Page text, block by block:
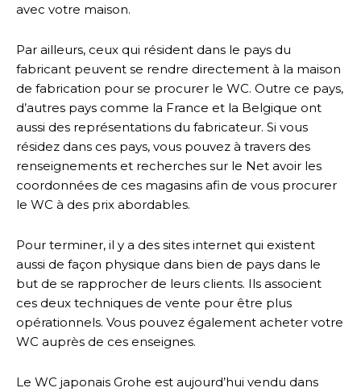
avec votre maison.
Par ailleurs, ceux qui résident dans le pays du
fabricant peuvent se rendre directement à la maison
de fabrication pour se procurer le WC. Outre ce pays,
d’autres pays comme la France et la Belgique ont
aussi des représentations du fabricateur. Si vous
résidez dans ces pays, vous pouvez à travers des
renseignements et recherches sur le Net avoir les
coordonnées de ces magasins afin de vous procurer
le WC à des prix abordables.
Pour terminer, il y a des sites internet qui existent
aussi de façon physique dans bien de pays dans le
but de se rapprocher de leurs clients. Ils associent
ces deux techniques de vente pour être plus
opérationnels. Vous pouvez également acheter votre
WC auprès de ces enseignes.
Le WC japonais Grohe est aujourd’hui vendu dans